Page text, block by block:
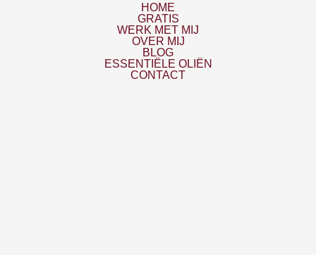
HOME
GRATIS
WERK MET MIJ
OVER MIJ
BLOG
ESSENTIËLE OLIËN
CONTACT